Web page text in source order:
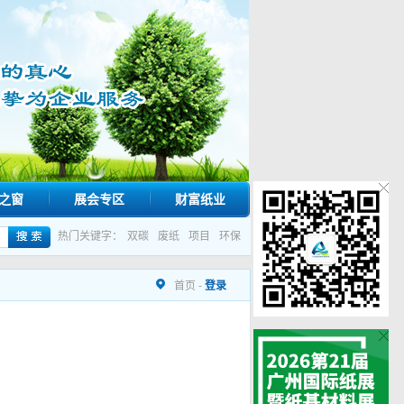
窗 展会专区 财富纸业
热门关键字： 双碳 废纸 项目 环保
首页 - 登录